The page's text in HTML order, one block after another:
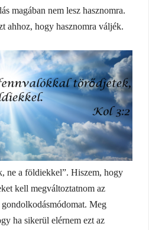
magában nem lesz hasznomra.
ahhoz, hogy hasznomra váljék.
ne a földiekkel”. Hiszem, hogy
kell megváltoztatnom az
Meg
ha sikerül elérnem ezt az